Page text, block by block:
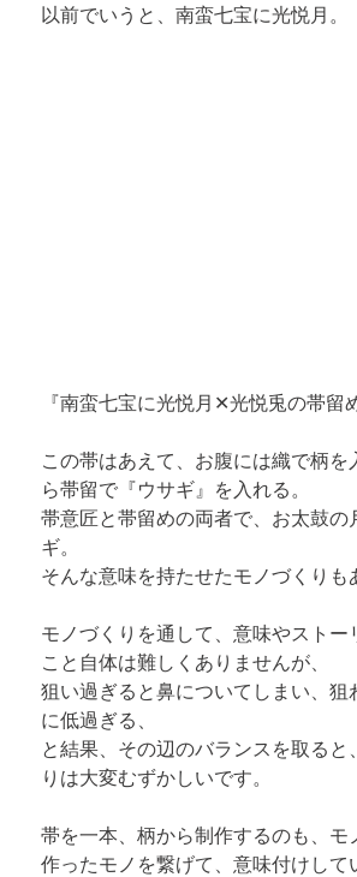
以前でいうと、南蛮七宝に光悦月。
『南蛮七宝に光悦月✕光悦兎の帯留
この帯はあえて、お腹には織で柄を
ら帯留で『ウサギ』を入れる。
帯意匠と帯留めの両者で、お太鼓の
ギ。
そんな意味を持たせたモノづくりも
モノづくりを通して、意味やストー
こと自体は難しくありませんが、
狙い過ぎると鼻についてしまい、狙
に低過ぎる、
と結果、その辺のバランスを取ると
りは大変むずかしいです。
帯を一本、柄から制作するのも、モ
作ったモノを繋げて、意味付けして